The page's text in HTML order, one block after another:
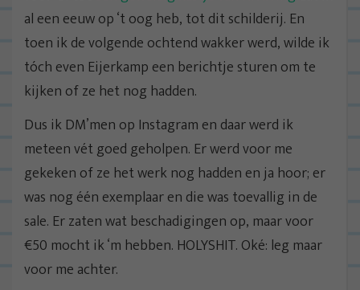
al een eeuw op ‘t oog heb, tot dit schilderij. En
toen ik de volgende ochtend wakker werd, wilde ik
tóch even Eijerkamp een berichtje sturen om te
kijken of ze het nog hadden.
Dus ik DM’men op Instagram en daar werd ik
meteen vét goed geholpen. Er werd voor me
gekeken of ze het werk nog hadden en ja hoor; er
was nog één exemplaar en die was toevallig in de
sale. Er zaten wat beschadigingen op, maar voor
€50 mocht ik ‘m hebben. HOLYSHIT. Oké: leg maar
voor me achter.